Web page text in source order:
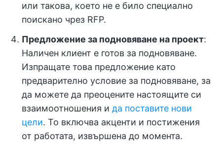
или такова, което не е било специално
поискано чрез RFP.
Предложение за подновяване на проект:
Наличен клиент е готов за подновяване.
Изпращате това предложение като
предварително условие за подновяване, за
да можете да преоцените настоящите си
взаимоотношения и да поставите нови
цели. То включва акценти и постижения
от работата, извършена до момента.